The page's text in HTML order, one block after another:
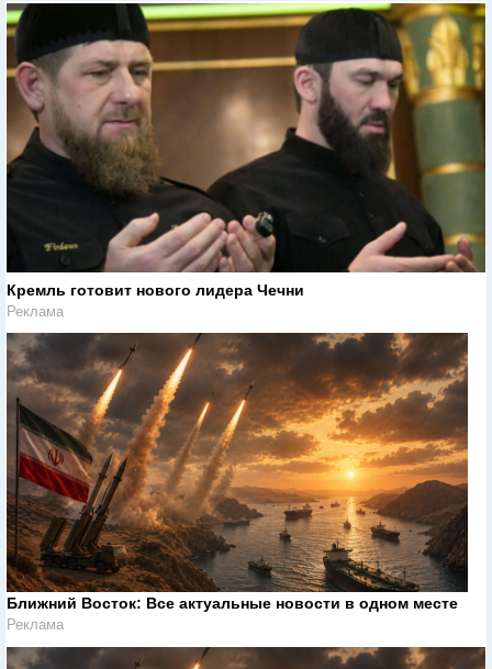
Кремль готовит нового лидера Чечни
Реклама
Ближний Восток: Все актуальные новости в одном месте
Реклама